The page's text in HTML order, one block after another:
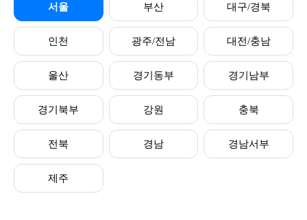
서울 부산 대구/경북
인천 광주/전남 대전/충남
울산 경기동부 경기남부
경기북부 강원 충북
전북 경남 경남서부
제주